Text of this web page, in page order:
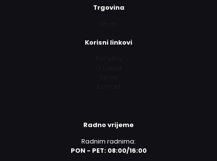
Trgovina
Korisni linkovi
Radno vrijeme
Radnim radnima:
PON - PET: 08:00/16:00